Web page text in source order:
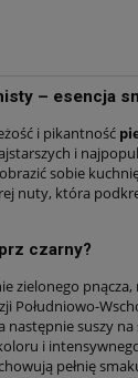
– esencja
i pikantność
i
sobie
nuty, która
czarny?
zielonego pnącza,
Południowo-
następnie suszy
i
pełnię